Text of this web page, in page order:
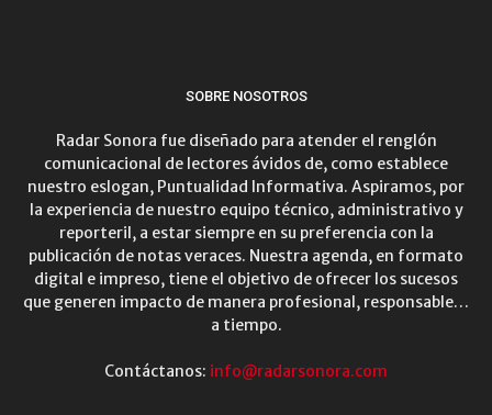
SOBRE NOSOTROS
Radar Sonora fue diseñado para atender el renglón
comunicacional de lectores ávidos de, como establece
nuestro eslogan, Puntualidad Informativa. Aspiramos, por
la experiencia de nuestro equipo técnico, administrativo y
reporteril, a estar siempre en su preferencia con la
publicación de notas veraces. Nuestra agenda, en formato
digital e impreso, tiene el objetivo de ofrecer los sucesos
que generen impacto de manera profesional, responsable…
a tiempo.
Contáctanos: info@radarsonora.com